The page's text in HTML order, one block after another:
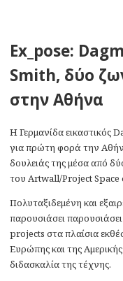
Ex_pose:
Smith, δύο
στην Αθήνα
Η Γερμανίδα εικαστικός
για πρώτη φορά την
δουλειάς της μέσα από
του Artwall/Project Space
Πολυταξιδεμένη και
παρουσιάσει
projects στα πλαίσια
Ευρώπης και της
διδασκαλία της τέχνης.